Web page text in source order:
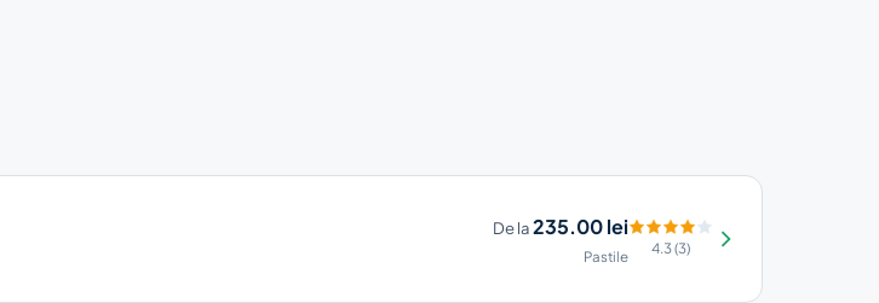
De la235.00 lei
Pastile 4.3 (3)